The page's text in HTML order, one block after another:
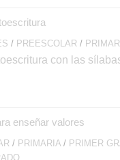
/ PREESCOLAR /
con las
/ PRIMARIA / PRIMER